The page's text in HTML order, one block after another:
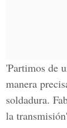
'Partimos de
manera
soldadura.
la